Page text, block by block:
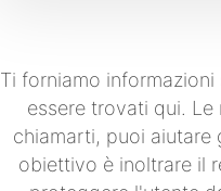
Ti forniamo
essere trovati qui.
chiamarti, puoi
obiettivo è inoltrare il